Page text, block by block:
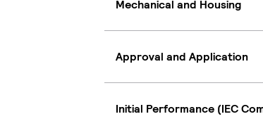
Mechanical and Housing
Approval and Application
Initial Performance (IEC